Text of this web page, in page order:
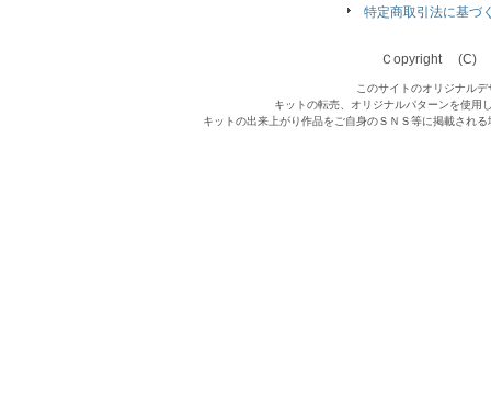
特定商取引法に基づ
Ｃopyright (C)
このサイトのオリジナル
キットの転売、オリジナルパターンを使用
キットの出来上がり作品をご自身のＳＮＳ等に掲載され